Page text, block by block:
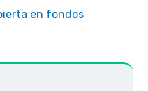
en fondos